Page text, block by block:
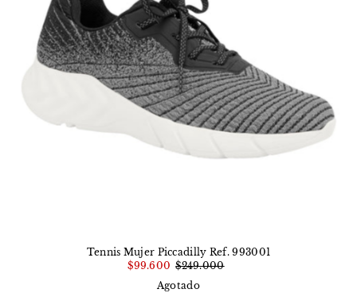
Tennis Mujer Piccadilly Ref. 993001
$99.600 $249.000
Agotado